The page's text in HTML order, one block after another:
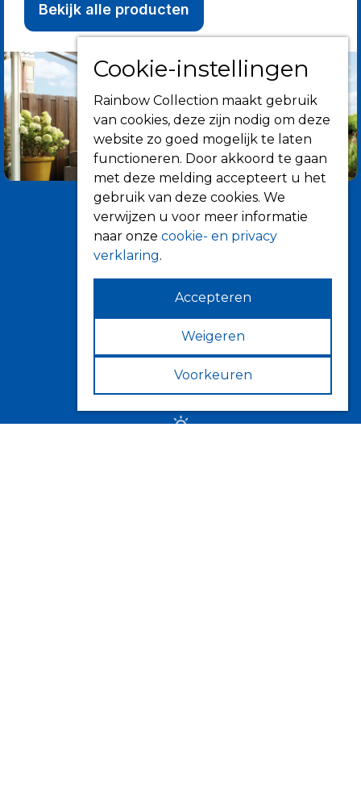
Bekijk alle producten
Informatie
Over ons
Tips
Verkooppunten
Cookie-instellingen
Rainbow Collection maakt gebruik
van cookies, deze zijn nodig om deze
website zo goed mogelijk te laten
functioneren. Door akkoord te gaan
met deze melding accepteert u het
gebruik van deze cookies. We
verwijzen u voor meer informatie
naar onze cookie- en privacy
verklaring.
Accepteren
Weigeren
Voorkeuren